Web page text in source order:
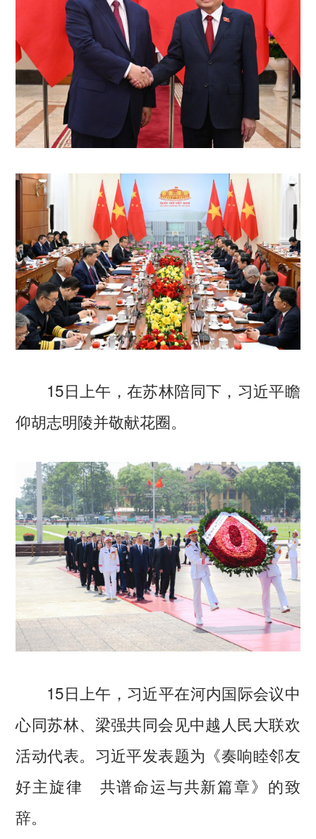
15日上午，在苏林陪同下，习近平瞻
仰胡志明陵并敬献花圈。
15日上午，习近平在河内国际会议中
心同苏林、梁强共同会见中越人民大联欢
活动代表。习近平发表题为《奏响睦邻友
好主旋律 共谱命运与共新篇章》的致
辞。